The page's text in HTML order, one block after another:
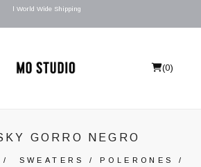
l World Wide Shipping
(0)
GORRO NEGRO
SWEATERS / POLERONES /